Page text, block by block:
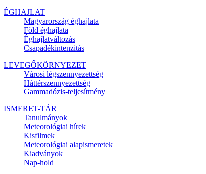
ÉGHAJLAT
Magyarország éghajlata
Föld éghajlata
Éghajlatváltozás
Csapadékintenzitás
LEVEGŐKÖRNYEZET
Városi légszennyezettség
Háttérszennyezettség
Gammadózis-teljesítmény
ISMERET-TÁR
Tanulmányok
Meteorológiai hírek
Kisfilmek
Meteorológiai alapismeretek
Kiadványok
Nap-hold